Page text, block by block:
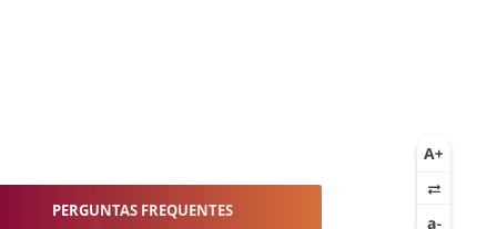
PERGUNTAS FREQUENTES